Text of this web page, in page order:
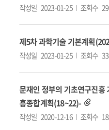
작성일 2023-01-25 조회수
제5차 과학기술 기본계획
작성일 2023-01-25 조회수
문재인 정부의 기초연구진흥
흥종합계획(18~22)-
작성일 2020-12-16 조회수